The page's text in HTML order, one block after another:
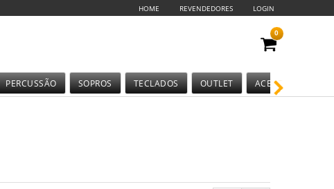
HOME REVENDEDORES LOGIN
0
PERCUSSÃO SOPROS TECLADOS OUTLET ACESSÓRIOS